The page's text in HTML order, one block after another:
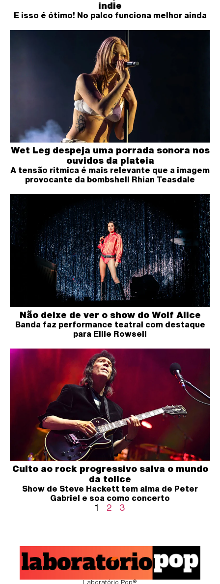
indie
E isso é ótimo! No palco funciona melhor ainda
Wet Leg despeja uma porrada sonora nos
ouvidos da plateia
A tensão ritmica é mais relevante que a imagem
provocante da bombshell Rhian Teasdale
Não deixe de ver o show do Wolf Alice
Banda faz performance teatral com destaque
para Ellie Rowsell
Culto ao rock progressivo salva o mundo
da tolice
Show de Steve Hackett tem alma de Peter
Gabriel e soa como concerto
1 2 3
Laboratório Pop®